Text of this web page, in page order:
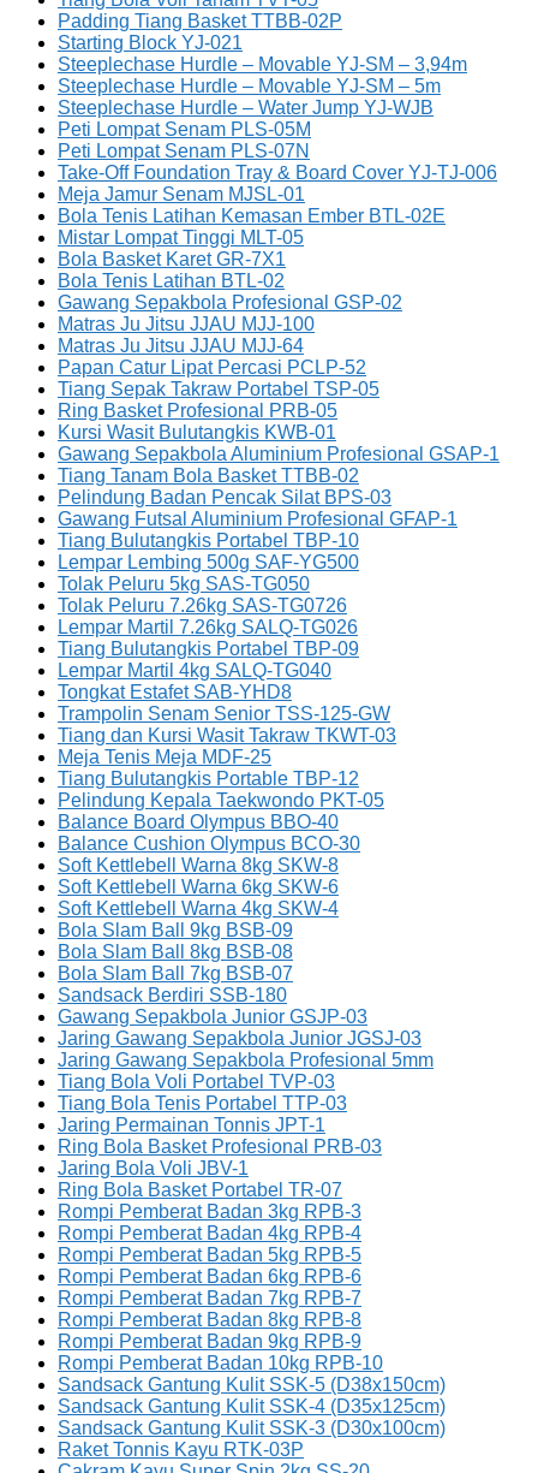
Padding Tiang Basket TTBB-02P
Starting Block YJ-021
Steeplechase Hurdle – Movable YJ-SM – 3,94m
Steeplechase Hurdle – Movable YJ-SM – 5m
Steeplechase Hurdle – Water Jump YJ-WJB
Peti Lompat Senam PLS-05M
Peti Lompat Senam PLS-07N
Take-Off Foundation Tray & Board Cover YJ-TJ-006
Meja Jamur Senam MJSL-01
Bola Tenis Latihan Kemasan Ember BTL-02E
Mistar Lompat Tinggi MLT-05
Bola Basket Karet GR-7X1
Bola Tenis Latihan BTL-02
Gawang Sepakbola Profesional GSP-02
Matras Ju Jitsu JJAU MJJ-100
Matras Ju Jitsu JJAU MJJ-64
Papan Catur Lipat Percasi PCLP-52
Tiang Sepak Takraw Portabel TSP-05
Ring Basket Profesional PRB-05
Kursi Wasit Bulutangkis KWB-01
Gawang Sepakbola Aluminium Profesional GSAP-1
Tiang Tanam Bola Basket TTBB-02
Pelindung Badan Pencak Silat BPS-03
Gawang Futsal Aluminium Profesional GFAP-1
Tiang Bulutangkis Portabel TBP-10
Lempar Lembing 500g SAF-YG500
Tolak Peluru 5kg SAS-TG050
Tolak Peluru 7.26kg SAS-TG0726
Lempar Martil 7.26kg SALQ-TG026
Tiang Bulutangkis Portabel TBP-09
Lempar Martil 4kg SALQ-TG040
Tongkat Estafet SAB-YHD8
Trampolin Senam Senior TSS-125-GW
Tiang dan Kursi Wasit Takraw TKWT-03
Meja Tenis Meja MDF-25
Tiang Bulutangkis Portable TBP-12
Pelindung Kepala Taekwondo PKT-05
Balance Board Olympus BBO-40
Balance Cushion Olympus BCO-30
Soft Kettlebell Warna 8kg SKW-8
Soft Kettlebell Warna 6kg SKW-6
Soft Kettlebell Warna 4kg SKW-4
Bola Slam Ball 9kg BSB-09
Bola Slam Ball 8kg BSB-08
Bola Slam Ball 7kg BSB-07
Sandsack Berdiri SSB-180
Gawang Sepakbola Junior GSJP-03
Jaring Gawang Sepakbola Junior JGSJ-03
Jaring Gawang Sepakbola Profesional 5mm
Tiang Bola Voli Portabel TVP-03
Tiang Bola Tenis Portabel TTP-03
Jaring Permainan Tonnis JPT-1
Ring Bola Basket Profesional PRB-03
Jaring Bola Voli JBV-1
Ring Bola Basket Portabel TR-07
Rompi Pemberat Badan 3kg RPB-3
Rompi Pemberat Badan 4kg RPB-4
Rompi Pemberat Badan 5kg RPB-5
Rompi Pemberat Badan 6kg RPB-6
Rompi Pemberat Badan 7kg RPB-7
Rompi Pemberat Badan 8kg RPB-8
Rompi Pemberat Badan 9kg RPB-9
Rompi Pemberat Badan 10kg RPB-10
Sandsack Gantung Kulit SSK-5 (D38x150cm)
Sandsack Gantung Kulit SSK-4 (D35x125cm)
Sandsack Gantung Kulit SSK-3 (D30x100cm)
Raket Tonnis Kayu RTK-03P